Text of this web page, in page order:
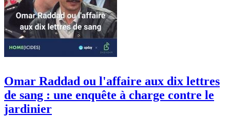
Omar Raddad ou l'affaire aux dix lettres
de sang : une enquête à charge contre le
jardinier